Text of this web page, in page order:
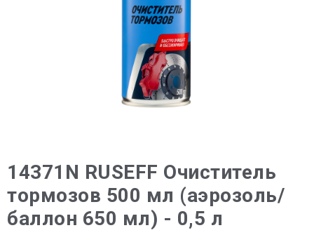
14371N RUSEFF Очиститель
тормозов 500 мл (аэрозоль/
баллон 650 мл) - 0,5 л